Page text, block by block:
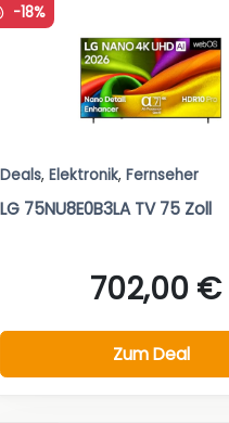
-18%
Deals, Elektronik, Fernseher
LG 75NU8E0B3LA TV 75 Zoll
702,00 €
Zum Deal